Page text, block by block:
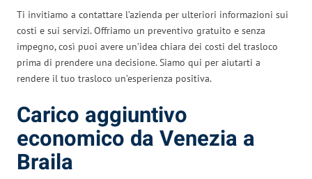
Ti invitiamo a contattare l’azienda per ulteriori informazioni sui
costi e sui servizi. Offriamo un preventivo gratuito e senza
impegno, così puoi avere un’idea chiara dei costi del trasloco
prima di prendere una decisione. Siamo qui per aiutarti a
rendere il tuo trasloco un’esperienza positiva.
Carico aggiuntivo
economico da Venezia a
Braila